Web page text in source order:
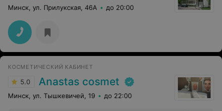
Минск, ул. Прилукская, 46А до 20:00
КОСМЕТИЧЕСКИЙ КАБИНЕТ
5.0 Anastas cosmet
Минск, ул. Тышкевичей, 19 до 22:00